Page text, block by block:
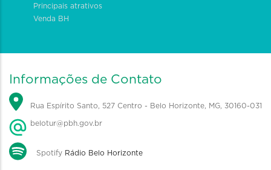
Principais atrativos
Venda BH
Informações de Contato
Rua Espírito Santo, 527 Centro - Belo Horizonte, MG, 30160-031
belotur@pbh.gov.br
Spotify Rádio Belo Horizonte